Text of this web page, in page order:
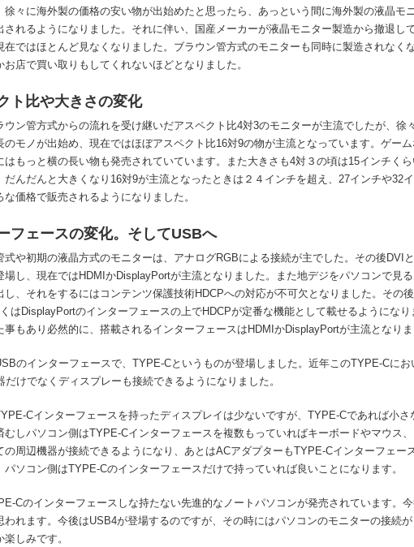
徐々に海外製の価格の安い物が出始めたと思ったら、あっという間に海外製の液晶モ
されるようになりました。それに伴い、国産メーカーが液晶モニター製造から撤退し
在ではほとんど見なくなりました。ブラウン管方式のモニターも同時に製造されなく
お店で買い取りもしてくれないほどとなりました。
ト比や大きさの変化
ウン管方式からの流れを受け継いだアスペクト比4対3のモニターが主流でしたが、徐
のモノが出始め、現在ではほぼアスペクト比16対9の物が主流となっています。ゲー
はもっと横の長い物も発売されていています。また大きさも4対３の頃は15インチく
だんだんと大きくなり16対9が主流となったときは２４インチを超え、27インチや32
な価格で販売されるようになりました。
フェースの変化。そしてUSBへ
式や初期の液晶方式のモニターは、アナログRGBによる接続が主でした。その後DVI
場し、現在ではHDMIかDisplayPortが主流となりました。また地デジをパソコンで見
し、それをするにはコンテンツ保護技術HDCPへの対応が不可欠となりました。その後
はDisplayPortのインターフェースの上でHDCPが定番な機能として載せるようになり
事もあり必然的に、搭載されるインターフェースはHDMIかDisplayPortが主流となりま
のインターフェースで、TYPE-Cというものが登場しました。近年このTYPE-Cにお
だけでなくディスプレーも接続できるようになりました。
Cインターフェースを持ったディスプレイは少ないですが、TYPE-Cであれば小さ
むしパソコン側はTYPE-Cインターフェースを複数もっていればキーボードやマウス
の周辺機器が接続できるようになり、あとはACアダプターもTYPE-Cインターフェー
パソコン側はTYPE-Cのインターフェースだけで持っていれば良いことになります。
Cのインターフェースしな持たない先進的なノートパソコンが発売されています。今
われます。今後はUSB4が登場するのですが、その時にはパソコンのモニターの接続が
しみです。